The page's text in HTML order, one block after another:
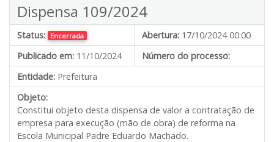
Dispensa 109/2024
Status: Encerrada Abertura: 17/10/2024 00:00
Publicado em: 11/10/2024
Número do processo:
Entidade: Prefeitura
Objeto:
Constitui objeto desta dispensa de valor a contratação de
empresa para execução (mão de obra) de reforma na
Escola Municipal Padre Eduardo Machado.